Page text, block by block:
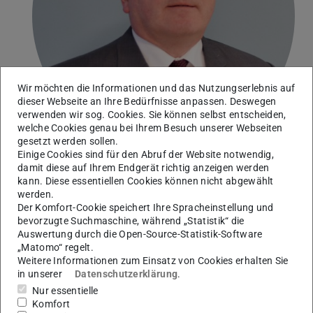
Klaus Hofmann,
Leiter des Fachgebiets Integrierte
Elektronische Systeme
Viele Anwendungen lassen sich nicht mehr mit
Standardprozessoren energieeffizient, performant
und somit kompetitiv betreiben, sondern erfordern
die Entwicklung eigener Mikrochips. Unternehmen,
Wir möchten die Informationen und das Nutzungserlebnis auf
dieser Webseite an Ihre Bedürfnisse anpassen. Deswegen
verwenden wir sog. Cookies. Sie können selbst entscheiden,
welche Cookies genau bei Ihrem Besuch unserer Webseiten
gesetzt werden sollen.
Einige Cookies sind für den Abruf der Website notwendig,
damit diese auf Ihrem Endgerät richtig anzeigen werden
kann. Diese essentiellen Cookies können nicht abgewählt
werden.
Der Komfort-Cookie speichert Ihre Spracheinstellung und
bevorzugte Suchmaschine, während „Statistik“ die
Auswertung durch die Open-Source-Statistik-Software
„Matomo“ regelt.
Weitere Informationen zum Einsatz von Cookies erhalten Sie
in unserer
Datenschutzerklärung.
Nur essentielle
Komfort